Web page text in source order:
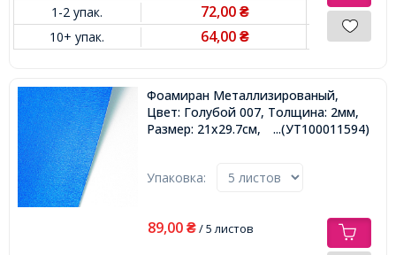
1-2 упак.
72,00₴
10+ упак. 64,00₴
Фоамиран Металлизированый,
Цвет: Голубой 007, Толщина: 2мм,
Размер: 21х29.7см,
...(УТ100011594)
Упаковка:
89,00 ₴/ 5 листов